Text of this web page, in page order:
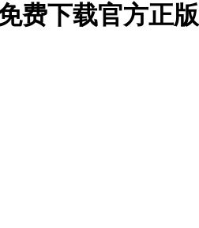
费下载官方正版